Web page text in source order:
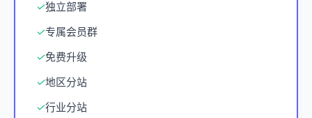
✓独立部署
✓专属会员群
✓免费升级
✓地区分站
✓行业分站